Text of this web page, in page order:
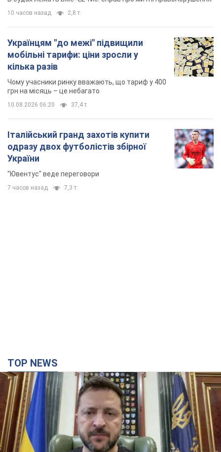
Італійський гранд захотів купити
одразу двох футболістів збірної
України
"Ювентус" веде переговори
7 часов назад 7,3 т.
Вперше в історії у Росії немає безпечного
стратегічного тилу, – Зеленський
Україна розширює можливості для ударів углиб Росії
час назад 12,8 т.
На Одещині розбився український МіГ-29, пілот
катапультувався: усі подробиці інциденту